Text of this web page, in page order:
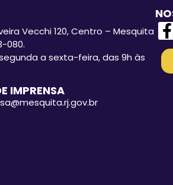
Vecchi 120, Centro – Mesquita
080.
a sexta-feira, das 9h às
IMPRENSA